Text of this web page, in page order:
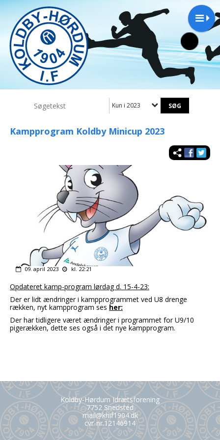
Kun i 2023
Kampprogram Koldby Minicup 2023
09. april 2023 kl. 22:21
Opdateret kamp-program lørdag d. 15-4-23:
Der er lidt ændringer i kampprogrammet ved U8 drenge
rækken, nyt kampprogram ses her:
Der har tidligere været ændringer i programmet for U9/10
pigerækken, dette ses også i det nye kampprogram.
Koldby-Hørdum Idrætsforening
7752 Snedsted
mail@khif1904.dk
cvr-nr.12146914